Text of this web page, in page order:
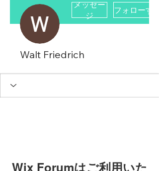
メッセー
ジ
フォローする
Walt Friedrich
Wix Forumはご利用いた